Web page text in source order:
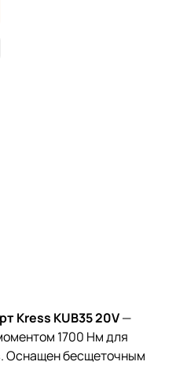
Kress KUB35 20V—
1700 Нм для
Оснащен бесщеточным